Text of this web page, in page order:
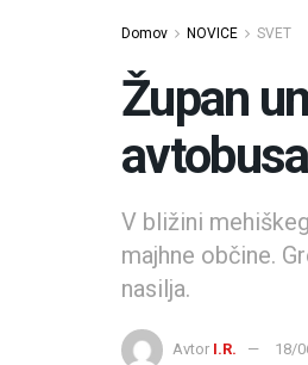
Domov NOVICE SVET
Župan
V bližini
majhne občine.
nasilja.
Avtor I.R. 18/